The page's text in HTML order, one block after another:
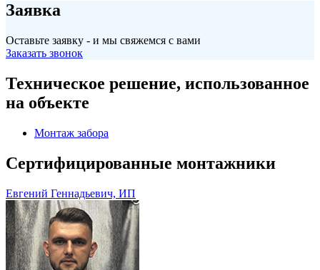
Заявка
Оставьте заявку - и мы свяжемся с вами
Заказать звонок
Техническое решение, использованное
на объекте
Монтаж забора
Сертифицированные монтажники
Евгений Геннадьевич, ИП